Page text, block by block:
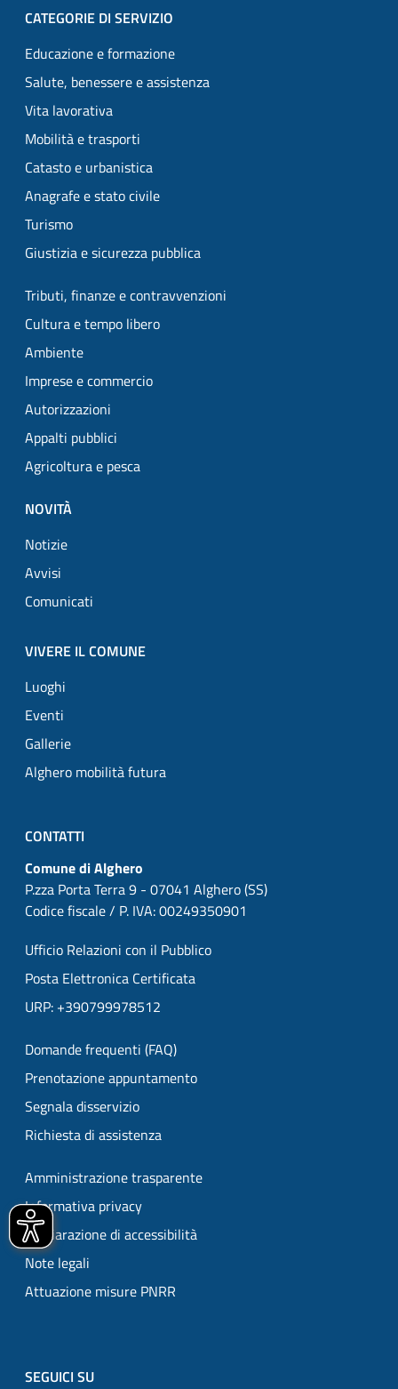
CATEGORIE DI SERVIZIO
Educazione e formazione
Salute, benessere e assistenza
Vita lavorativa
Mobilità e trasporti
Catasto e urbanistica
Anagrafe e stato civile
Turismo
Giustizia e sicurezza pubblica
Tributi, finanze e contravvenzioni
Cultura e tempo libero
Ambiente
Imprese e commercio
Autorizzazioni
Appalti pubblici
Agricoltura e pesca
NOVITÀ
Notizie
Avvisi
Comunicati
VIVERE IL COMUNE
Luoghi
Eventi
Gallerie
Alghero mobilità futura
CONTATTI
Comune di Alghero
P.zza Porta Terra 9 - 07041 Alghero (SS)
Codice fiscale / P. IVA: 00249350901
Ufficio Relazioni con il Pubblico
Posta Elettronica Certificata
URP: +390799978512
Domande frequenti (FAQ)
Prenotazione appuntamento
Segnala disservizio
Richiesta di assistenza
Amministrazione trasparente
Informativa privacy
Dichiarazione di accessibilità
Note legali
Attuazione misure PNRR
SEGUICI SU